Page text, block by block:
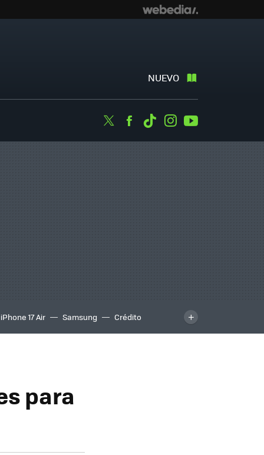
NUEVO
TwitterFacebook
TiktokInstagram
iPhone 17 Air Samsung
Crédito
para